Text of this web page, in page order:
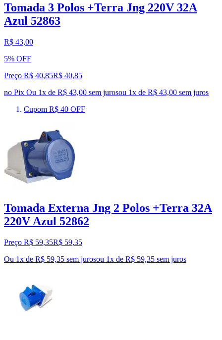
Tomada 3 Polos +Terra Jng 220V 32A
Azul 52863
R$ 43,00
5% OFF
Preço R$ 40,85R$ 40,85
no Pix Ou 1x de R$ 43,00 sem jurosou 1x de R$ 43,00 sem juros
Cupom R$ 40 OFF
Tomada Externa Jng 2 Polos +Terra 32A
220V Azul 52862
Preço R$ 59,35R$ 59,35
Ou 1x de R$ 59,35 sem jurosou 1x de R$ 59,35 sem juros